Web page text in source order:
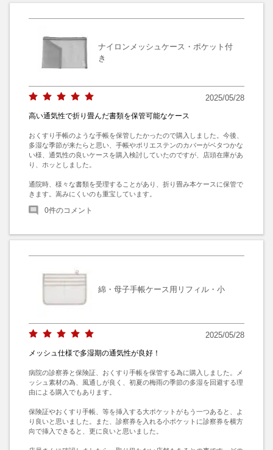
ナイロンメッシュケース・ポケット付
き
2025/05/28
高い通気性で折り畳んだ書類を保管可能なケース
おくすり手帳のような手帳を保管したかったので購入しました。今後、
多湿な季節が来たらと思い、手帳やポリエステンのカバーがベタつかな
い様、通気性の良いケースを購入検討していたのですが、店頭在庫があ
り、ホッとしました。
通院時、様々な書類を受理することがあり、折り畳み本ケースに保管で
きます。嵩みにくいのも重宝しています。
0件のコメント
綿・母子手帳ケース用リフィル・小
2025/05/28
メッシュ仕様で多湿期の通気性が良好！
病院の診察券と保険証、おくすり手帳を保管する為に購入しました。メ
ッシュ素材の為、風通しが良く、初夏の梅雨の季節の多湿を回避する理
由による購入でもあります。
保険証やおくすり手帳、等を挿入する大ポケットがもう一つあると、よ
り良いと思いました。また、診察券を入れる小ポケットに診察券を横方
向で挿入できると、更に良いと思いました。